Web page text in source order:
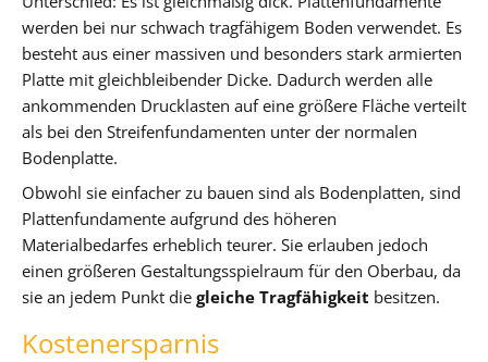
werden bei nur schwach tragfähigem Boden verwendet. Es
besteht aus einer massiven und besonders stark armierten
Platte mit gleichbleibender Dicke. Dadurch werden alle
ankommenden Drucklasten auf eine größere Fläche verteilt
als bei den Streifenfundamenten unter der normalen
Bodenplatte.
Obwohl sie einfacher zu bauen sind als Bodenplatten, sind
Plattenfundamente aufgrund des höheren
Materialbedarfes erheblich teurer. Sie erlauben jedoch
einen größeren Gestaltungsspielraum für den Oberbau, da
sie an jedem Punkt die gleiche Tragfähigkeit besitzen.
Kostenersparnis